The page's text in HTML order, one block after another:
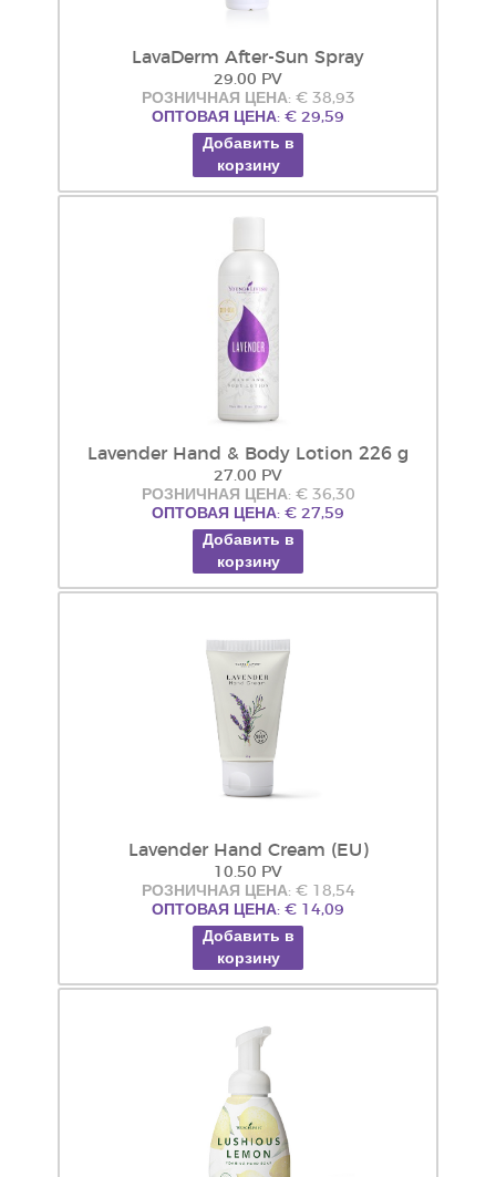
LavaDerm After-Sun Spray
29.00 PV
РОЗНИЧНАЯ ЦЕНА: € 38,93
ОПТОВАЯ ЦЕНА: € 29,59
Добавить в
корзину
Lavender Hand & Body Lotion 226 g
27.00 PV
РОЗНИЧНАЯ ЦЕНА: € 36,30
ОПТОВАЯ ЦЕНА: € 27,59
Добавить в
корзину
Lavender Hand Cream (EU)
10.50 PV
РОЗНИЧНАЯ ЦЕНА: € 18,54
ОПТОВАЯ ЦЕНА: € 14,09
Добавить в
корзину